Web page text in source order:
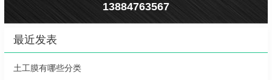
13884763567
最近发表
土工膜有哪些分类